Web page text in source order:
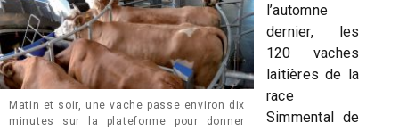
Matin et soir, une vache passe environ dix
minutes sur la plateforme pour donner
l’automne
dernier, les
120 vaches
laitières de la
race
Simmental de